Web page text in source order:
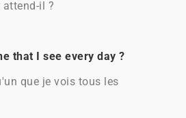
il ?
that I see every day ?
que je vois tous les